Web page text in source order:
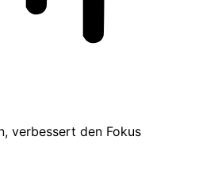
verbessert den Fokus